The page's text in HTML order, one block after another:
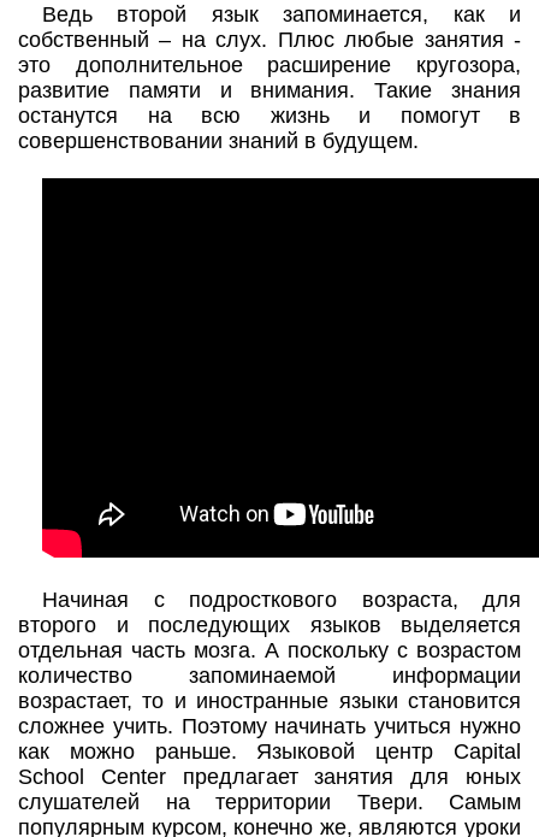
Ведь второй язык запоминается, как и
собственный – на слух. Плюс любые занятия -
это дополнительное расширение кругозора,
развитие памяти и внимания. Такие знания
останутся на всю жизнь и помогут в
совершенствовании знаний в будущем.
Начиная с подросткового возраста, для
второго и последующих языков выделяется
отдельная часть мозга. А поскольку с возрастом
количество запоминаемой информации
возрастает, то и иностранные языки становится
сложнее учить. Поэтому начинать учиться нужно
как можно раньше. Языковой центр Capital
School Center предлагает занятия для юных
слушателей на территории Твери. Самым
популярным курсом, конечно же, являются уроки